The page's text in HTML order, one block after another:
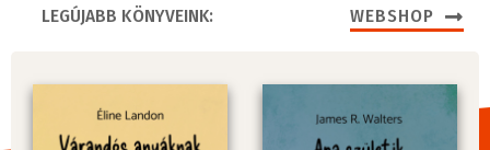
LEGÚJABB KÖNYVEINK: WEBSHOP